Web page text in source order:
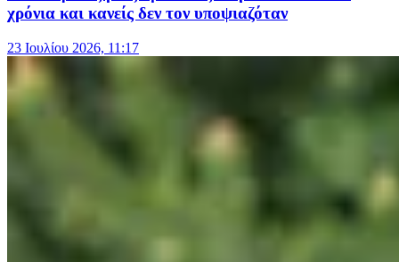
χρόνια και κανείς δεν τον υποψιαζόταν
23 Ιουλίου 2026, 11:17